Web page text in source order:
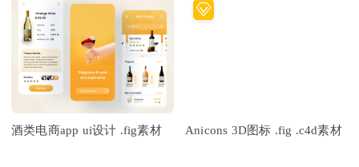
酒类电商app ui设计 .fig素材 Anicons 3D图标 .fig .c4d素材